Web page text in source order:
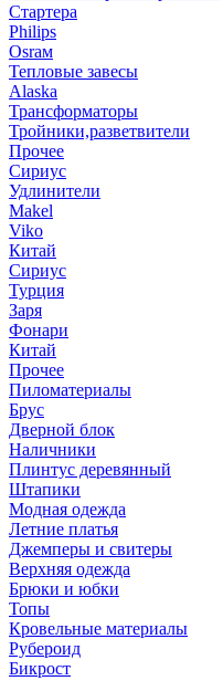
Стартера
Philips
Оsrам
Тепловые завесы
Alaska
Трансформаторы
Тройники,разветвители
Прочее
Сириус
Удлинители
Makel
Viko
Китай
Сириус
Турция
Заря
Фонари
Китай
Прочее
Пиломатериалы
Брус
Дверной блок
Наличники
Плинтус деревянный
Штапики
Модная одежда
Летние платья
Джемперы и свитеры
Верхняя одежда
Брюки и юбки
Топы
Кровельные материалы
Рубероид
Бикрост